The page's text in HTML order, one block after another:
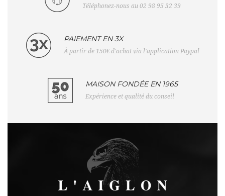
Téléphonez-nous au 02 98 95 32 39
PAIEMENT EN 3X
À partir de 150€ d'achat via l'application Paypal
MAISON FONDÉE EN 1965
Expérience et qualité du conseil